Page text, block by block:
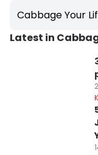
Cabbage Your
Latest in